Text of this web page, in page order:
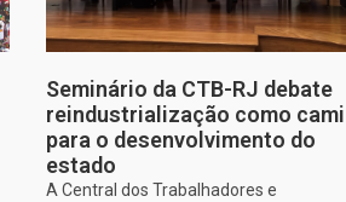
Seminário da CTB-RJ debate
reindustrialização como
para o desenvolvimento do
estado
A Central dos Trabalhadores e